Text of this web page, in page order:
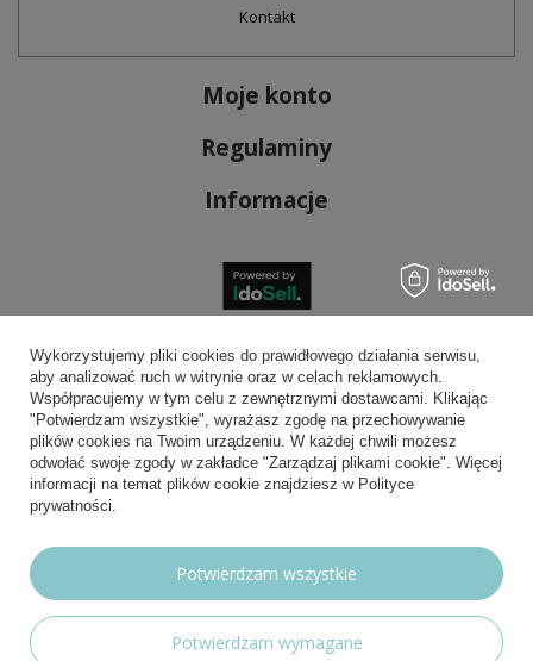
Kontakt
Moje konto
Regulaminy
Informacje
Bezpieczne płatności
Wygodna dostawa
Możesz nam zaufać
Wykorzystujemy pliki cookies do prawidłowego działania serwisu,
aby analizować ruch w witrynie oraz w celach reklamowych.
Współpracujemy w tym celu z zewnętrznymi dostawcami. Klikając
"Potwierdzam wszystkie", wyrażasz zgodę na przechowywanie
plików cookies na Twoim urządzeniu. W każdej chwili możesz
odwołać swoje zgody w zakładce "Zarządzaj plikami cookie". Więcej
informacji na temat plików cookie znajdziesz w Polityce
prywatności.
Potwierdzam wymagane
Potwierdzam wszystkie